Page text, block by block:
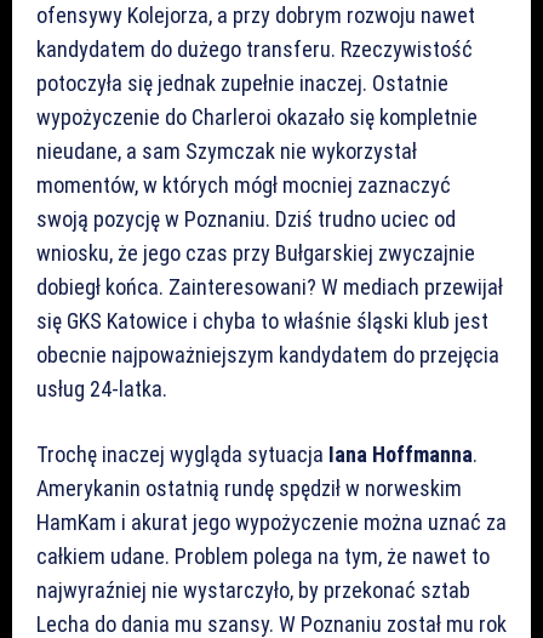
ofensywy Kolejorza, a przy dobrym rozwoju nawet
kandydatem do dużego transferu. Rzeczywistość
potoczyła się jednak zupełnie inaczej. Ostatnie
wypożyczenie do Charleroi okazało się kompletnie
nieudane, a sam Szymczak nie wykorzystał
momentów, w których mógł mocniej zaznaczyć
swoją pozycję w Poznaniu. Dziś trudno uciec od
wniosku, że jego czas przy Bułgarskiej zwyczajnie
dobiegł końca. Zainteresowani? W mediach przewijał
się GKS Katowice i chyba to właśnie śląski klub jest
obecnie najpoważniejszym kandydatem do przejęcia
usług 24-latka.
Trochę inaczej wygląda sytuacja Iana Hoffmanna.
Amerykanin ostatnią rundę spędził w norweskim
HamKam i akurat jego wypożyczenie można uznać za
całkiem udane. Problem polega na tym, że nawet to
najwyraźniej nie wystarczyło, by przekonać sztab
Lecha do dania mu szansy. W Poznaniu został mu rok